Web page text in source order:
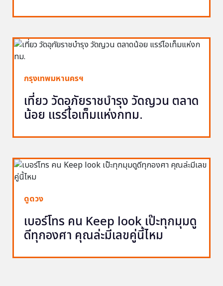
กรุงเทพมหานครฯ
เที่ยว วัดอุภัยราชบำรุง วัดญวน ตลาด
น้อย แรร์ไอเท็มแห่งกทม.
ดูดวง
เบอร์โทร คน Keep look เป๊ะทุกมุมดู
ดีทุกองศา คุณล่ะมีเลขคู่นี้ไหม